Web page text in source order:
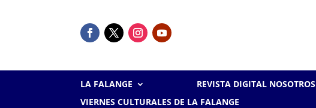
LA FALANGE REVISTA DIGITAL NOSOTROS
VIERNES CULTURALES DE LA FALANGE